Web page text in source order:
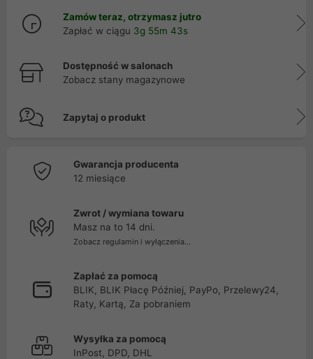
Zamów teraz, otrzymasz jutro
Zapłać w ciągu 3g 55m 43s
Dostępność w salonach
Zobacz stany magazynowe
Zapytaj o produkt
Gwarancja producenta
12 miesiące
Zwrot / wymiana towaru
Masz na to 14 dni.
Zobacz regulamin i wyłączenia...
Zapłać za pomocą
BLIK, BLIK Płacę Później, PayPo, Przelewy24,
Raty, Kartą, Za pobraniem
Wysyłka za pomocą
InPost, DPD, DHL